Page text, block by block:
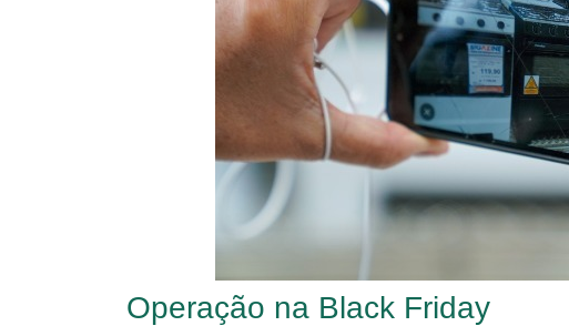
Operação na Black Friday